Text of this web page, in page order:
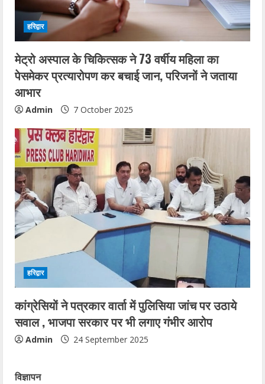
हरिद्वार
मेट्रो अस्पाल के चिकित्सक ने 73 वर्षीय महिला का
पेसमेकर प्रत्यारोपण कर बचाई जान, परिजनों ने जताया
आभार
Admin 7 October 2025
हरिद्वार
कांग्रेसियों ने पत्रकार वार्ता में पुलिसिया जांच पर उठाये
सवाल , भाजपा सरकार पर भी लगाए गंभीर आरोप
Admin 24 September 2025
विज्ञापन